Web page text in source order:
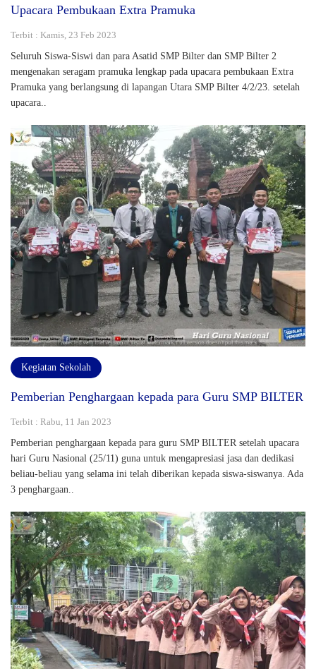
Upacara Pembukaan Extra Pramuka
Terbit : Kamis, 23 Feb 2023
Seluruh Siswa-Siswi dan para Asatid SMP Bilter dan SMP Bilter 2
mengenakan seragam pramuka lengkap pada upacara pembukaan Extra
Pramuka yang berlangsung di lapangan Utara SMP Bilter 4/2/23. setelah
upacara..
Kegiatan Sekolah
Pemberian Penghargaan kepada para Guru SMP BILTER
Terbit : Rabu, 11 Jan 2023
Pemberian penghargaan kepada para guru SMP BILTER setelah upacara
hari Guru Nasional (25/11) guna untuk mengapresiasi jasa dan dedikasi
beliau-beliau yang selama ini telah diberikan kepada siswa-siswanya. Ada
3 penghargaan..